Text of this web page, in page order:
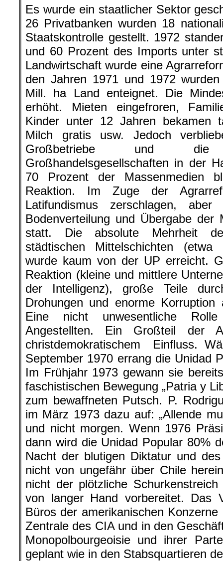
Es wurde ein staatlicher Sektor
26 Privatbanken wurden 18
Staatskontrolle gestellt. 1972
und 60 Prozent des Imports unter
Landwirtschaft wurde eine
den Jahren 1971 und 1972
Mill. ha Land enteignet. Die
erhöht. Mieten eingefroren,
Kinder unter 12 Jahren bekamen
Milch gratis usw. Jedoch
Großbetriebe und
Großhandelsgesellschaften in der
70 Prozent der Massenmedien
Reaktion. Im Zuge der
Latifundismus zerschlagen,
Bodenverteilung und Übergabe der
statt. Die absolute Mehrheit
städtischen Mittelschichten (etwa
wurde kaum von der UP erreicht.
Reaktion (kleine und mittlere
der Intelligenz), große Teile
Drohungen und enorme
Eine nicht unwesentliche
Angestellten. Ein Großteil der
christdemokratischem Einfluss.
September 1970 errang die Unidad
Im Frühjahr 1973 gewann sie
faschistischen Bewegung „Patria y
zum bewaffneten Putsch. P.
im März 1973 dazu auf: „Allende
und nicht morgen. Wenn 1976
dann wird die Unidad Popular 80%
Nacht der blutigen Diktatur und
nicht von ungefähr über Chile
nicht der plötzliche
von langer Hand vorbereitet. Das
Büros der amerikanischen
Zentrale des CIA und in den
Monopolbourgeoisie und ihrer
geplant wie in den Stabsquartieren